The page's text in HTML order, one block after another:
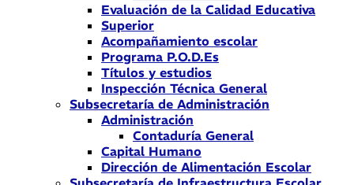
Evaluación de la Calidad Educativa
Superior
Acompañamiento escolar
Programa P.O.D.Es
Títulos y estudios
Inspección Técnica General
Subsecretaría de Administración
Administración
Contaduría General
Capital Humano
Dirección de Alimentación Escolar